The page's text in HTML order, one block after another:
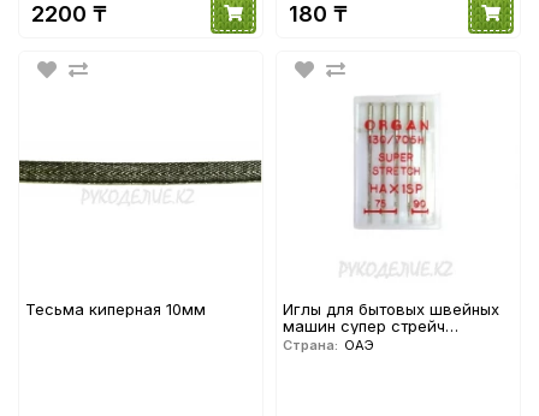
2200 ₸ 180 ₸
Тесьма киперная 10мм
Иглы для бытовых швейных
машин супер стрейч
5440000 №75,90 (5шт)
Страна: ОАЭ